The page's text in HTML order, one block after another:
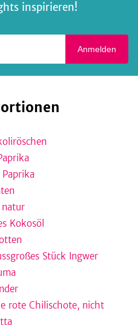
inspirieren!
Anmelden
Paprika
Kokosöl
Stück Ingwer
rote Chilischote, nicht